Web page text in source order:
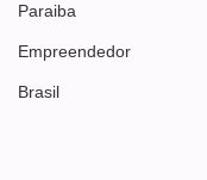
Paraiba
Empreendedor
Brasil